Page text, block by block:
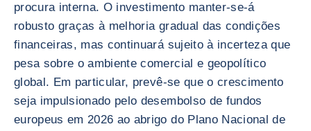
procura interna. O investimento manter-se-á
robusto graças à melhoria gradual das condições
financeiras, mas continuará sujeito à incerteza que
pesa sobre o ambiente comercial e geopolítico
global. Em particular, prevê-se que o crescimento
seja impulsionado pelo desembolso de fundos
europeus em 2026 ao abrigo do Plano Nacional de